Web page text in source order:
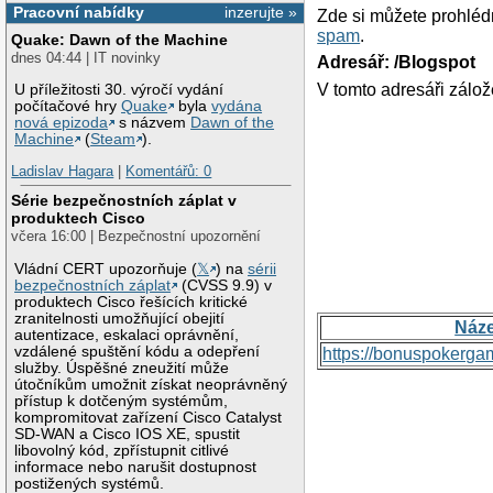
inzerujte »
Pracovní nabídky
Quake: Dawn of the Machine
dnes 04:44 | IT novinky
U příležitosti 30. výročí vydání
počítačové hryQuake bylavydána
nová epizoda
s názvem Dawn of the
Machine
(Steam ).
Ladislav Hagara| Komentářů: 0
Série bezpečnostních záplat v
produktech Cisco
včera 16:00 | Bezpečnostní upozornění
Vládní CERT upozorňuje (𝕏 ) nasérii
bezpečnostních záplat
(CVSS 9.9) v
produktech Cisco řešících kritické
zranitelnosti umožňující obejití
autentizace, eskalaci oprávnění,
vzdálené spuštění kódu a odepření
služby. Úspěšné zneužití může
útočníkům umožnit získat neoprávněný
přístup k dotčeným systémům,
kompromitovat zařízení Cisco Catalyst
SD-WAN a Cisco IOS XE, spustit
libovolný kód, zpřístupnit citlivé
informace nebo narušit dostupnost
postižených systémů.
Zde si můžete
spam.
Adresář: /Blogspot
V tomto adresáři
https://